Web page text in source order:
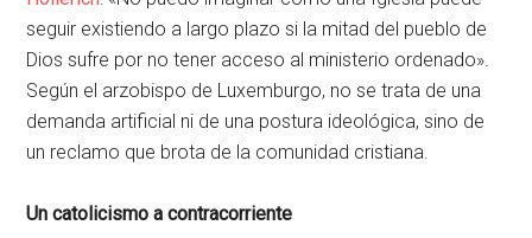
seguir existiendo a largo plazo si la mitad del pueblo de
Dios sufre por no tener acceso al ministerio ordenado».
Según el arzobispo de Luxemburgo, no se trata de una
demanda artificial ni de una postura ideológica, sino de
un reclamo que brota de la comunidad cristiana.
Un catolicismo a contracorriente